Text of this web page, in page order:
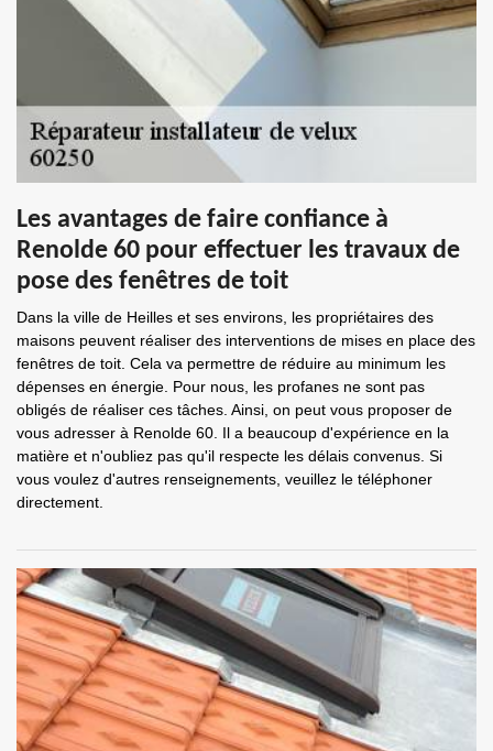
Les avantages de faire confiance à
Renolde 60 pour effectuer les travaux de
pose des fenêtres de toit
Dans la ville de Heilles et ses environs, les propriétaires des
maisons peuvent réaliser des interventions de mises en place des
fenêtres de toit. Cela va permettre de réduire au minimum les
dépenses en énergie. Pour nous, les profanes ne sont pas
obligés de réaliser ces tâches. Ainsi, on peut vous proposer de
vous adresser à Renolde 60. Il a beaucoup d'expérience en la
matière et n'oubliez pas qu'il respecte les délais convenus. Si
vous voulez d'autres renseignements, veuillez le téléphoner
directement.